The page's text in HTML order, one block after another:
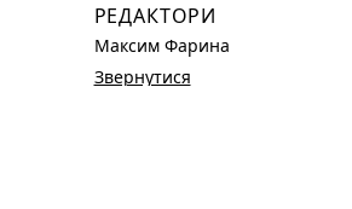
РЕДАКТОРИ
Максим Фарина
Звернутися